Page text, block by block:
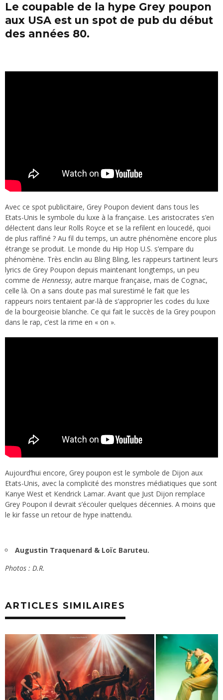
Le coupable de la hype Grey poupon
aux USA est un spot de pub du début
des années 80.
Avec ce spot publicitaire, Grey Poupon devient dans tous les
Etats-Unis le symbole du luxe à la française. Les aristocrates s’en
délectent dans leur Rolls Royce et se la refilent en loucedé, quoi
de plus raffiné ? Au fil du temps, un autre phénomène encore plus
étrange se produit. Le monde du Hip Hop U.S. s’empare du
phénomène. Très enclin au Bling Bling, les rappeurs tartinent leurs
lyrics de Grey Poupon depuis maintenant longtemps, un peu
comme de Hennessy, autre marque française, mais de Cognac,
celle là. On a sans doute pas mal surestimé le fait que les
rappeurs noirs tentaient par-là de s’approprier les codes du luxe
de la bourgeoisie blanche. Ce qui fait le succès de la Grey poupon
dans le rap, c’est la rime en « on ».
Aujourd’hui encore, Grey poupon est le symbole de Dijon aux
Etats-Unis, avec la complicité des monstres médiatiques que sont
Kanye West et Kendrick Lamar. Avant que Just Dijon remplace
Grey Poupon il devrait s’écouler quelques décennies. A moins que
le kir fasse un retour de hype inattendu.
Augustin Traquenard & Loïc Baruteu.
Photos : D.R.
ARTICLES SIMILAIRES